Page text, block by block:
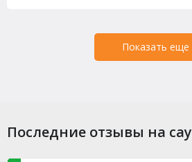
Показать еще
Последние отзывы на